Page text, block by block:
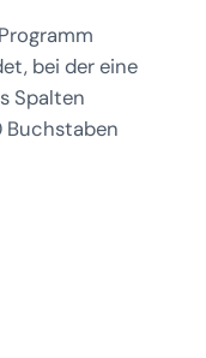
bei der eine
Spalten
Buchstaben